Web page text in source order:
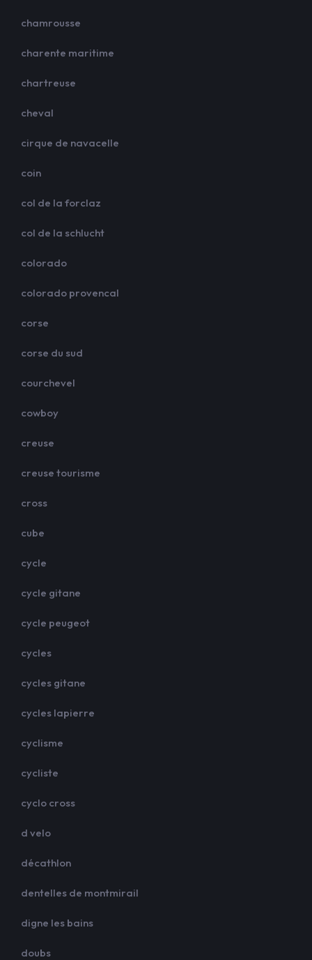
chamrousse
charente maritime
chartreuse
cheval
cirque de navacelle
coin
col de la forclaz
col de la schlucht
colorado
colorado provencal
corse
corse du sud
courchevel
cowboy
creuse
creuse tourisme
cross
cube
cycle
cycle gitane
cycle peugeot
cycles
cycles gitane
cycles lapierre
cyclisme
cycliste
cyclo cross
d velo
décathlon
dentelles de montmirail
digne les bains
doubs